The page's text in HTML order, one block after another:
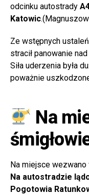
odcinku autostrady
Katowic
Ze wstępnych
stracił panowanie
Siła uderzenia była
poważnie
Na
Na miejsce
Na autostradzie
Pogotowia